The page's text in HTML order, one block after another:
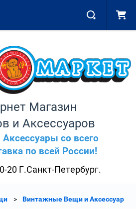
Магазин
и Аксессуаров
со всего
по всей России!
20 Г.Санкт-Петербург.
Винтажные Вещи и Аксессуары